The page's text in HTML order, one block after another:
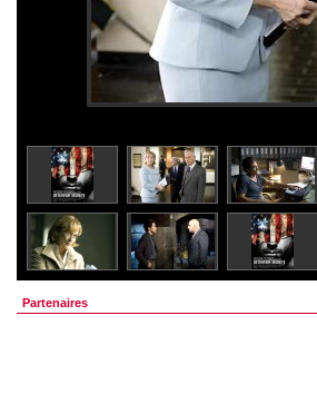
Partenaires